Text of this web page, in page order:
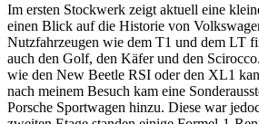
Im ersten Stockwerk zeigt aktuell eine
einen Blick auf die Historie von
Nutzfahrzeugen wie dem T1 und dem LT
auch den Golf, den Käfer und den
wie den New Beetle RSI oder den XL1
nach meinem Besuch kam eine
Porsche Sportwagen hinzu. Diese war